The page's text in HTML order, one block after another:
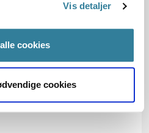
Vis detaljer
cookies
cookies
3 § 100k